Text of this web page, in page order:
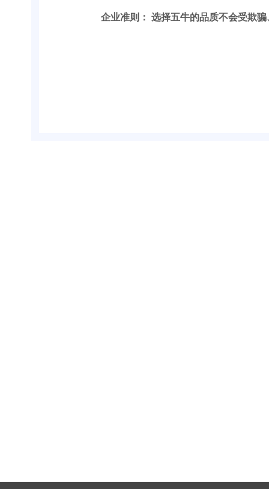
企业准则： 选择五牛的品质不会受欺骗